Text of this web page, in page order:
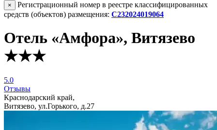
×
Регистрационный номер в реестре классифицированных
средств (объектов) размещения: С232024019064
Отель «Амфора», Витязево
★★★
5.0
Отзывы
Краснодарский край,
Витязево, ул.Горького, д.27